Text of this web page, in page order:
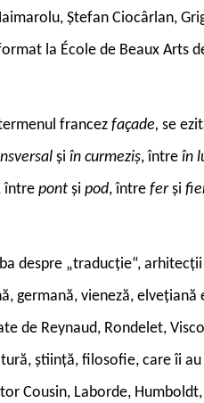
Ștefan Ciocârlan,
la École de Beaux Arts
francez façade, se
și în curmeziș, între în
între pont și pod, între ferși
despre „traducție“,
germană, vieneză,
de Reynaud, Rondelet,
știință, filosofie, care îi
Cousin, Laborde,